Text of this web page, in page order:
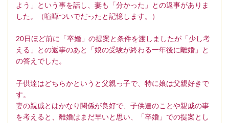
よう」という事を話し、妻も「分かった」との返事がありま
した。（喧嘩ついでだったと記憶します。）
20日ほど前に「卒婚」の提案と条件を渡しましたが「少し考
える」との返事のあと「娘の受験が終わる一年後に離婚」と
の答えでした。
子供達はどちらかというと父親っ子で、特に娘は父親好きで
す。
妻の親戚とはかなり関係が良好で、子供達のことや親戚の事
を考えると、離婚はまだ早いと思い、「卒婚」での提案とし